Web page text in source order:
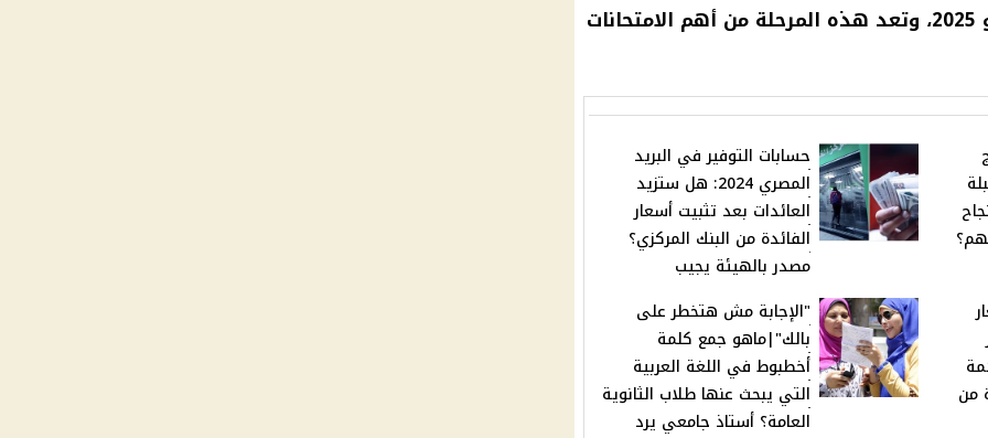
العامة، التي ستبدأ يوم 14 يونيو 2025، وتعد هذه المرحلة من أهم الامتحانات
حسابات التوفير في البريد
المصري 2024: هل ستزيد
العائدات بعد تثبيت أسعار
الفائدة من البنك المركزي؟
مصدر بالهيئة يجيب
قائمة
من
"الإجابة مش هتخطر على
بالك"|ماهو جمع كلمة
أخطبوط في اللغة العربية
التي يبحث عنها طلاب الثانوية
العامة؟ أستاذ جامعي يرد